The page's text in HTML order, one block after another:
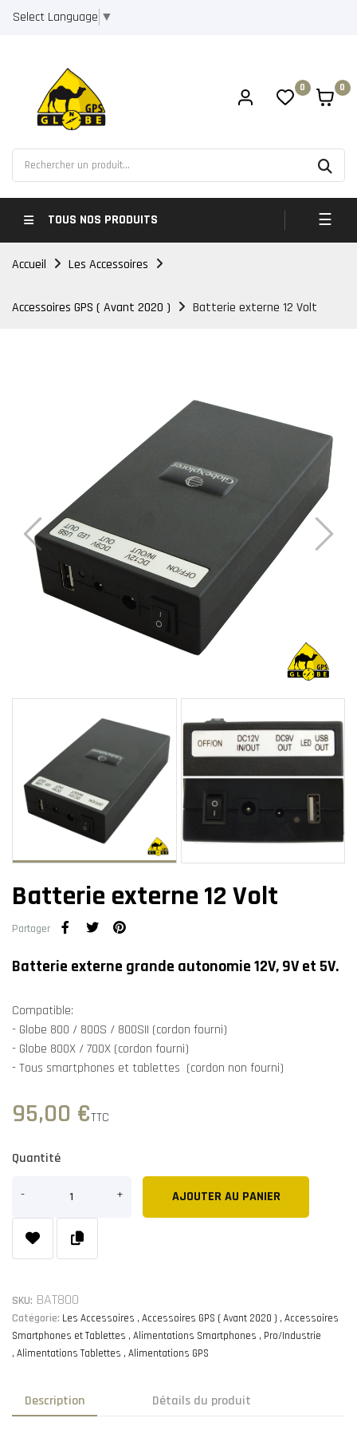
Select Language ▼
0 0
TOUS NOS PRODUITS ☰
Accueil Les Accessoires
Accessoires GPS ( Avant 2020 ) Batterie externe 12 Volt
Batterie externe 12 Volt
Partager
Batterie externe grande autonomie 12V, 9V et 5V.
Compatible:
- Globe 800 / 800S / 800SII (cordon fourni)
- Globe 800X / 700X (cordon fourni)
- Tous smartphones et tablettes (cordon non fourni)
95,00 €TTC
Quantité
AJOUTER AU PANIER
SKU: BAT800
Catégorie: Les Accessoires Accessoires GPS ( Avant 2020 )
Accessoires
Smartphones et Tablettes
Alimentations Smartphones
Pro/Industrie
Alimentations Tablettes
Alimentations GPS
Description Détails du produit